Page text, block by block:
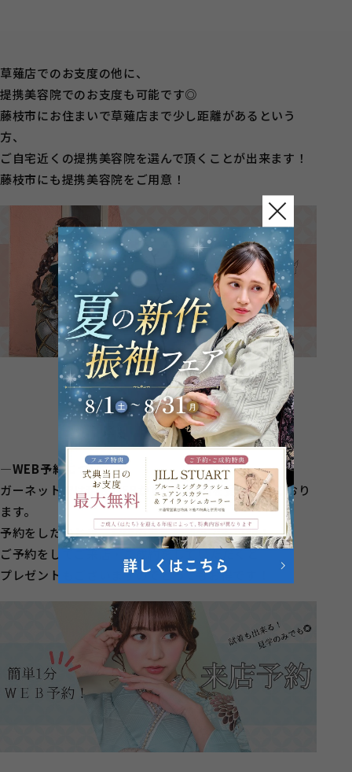
草薙店でのお支度の他に、
提携美容院でのお支度も可能です◎
藤枝市にお住まいで草薙店まで少し距離があるという
方、
ご自宅近くの提携美容院を選んで頂くことが出来ます！
藤枝市にも提携美容院をご用意！
―WEB予約について―
ガーネットでは現在WEBからのご予約を受け付けており
ます。
予約をしたいとき、お店の営業時間外でも可能！
ご予約をしてご来店・ご成約をしていただくと
プレゼントもございますのでとってもお得です！